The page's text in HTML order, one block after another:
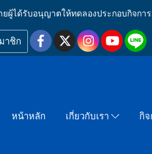
ผู้ได้รับอนุญาตให้ทดลองประกอบกิจกา
าชิก
หน้าหลัก เกี่ยวกับเรา กิ